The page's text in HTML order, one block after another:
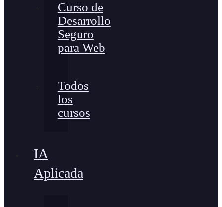
Curso de
Desarrollo
Seguro
para Web
Todos
los
cursos
IA
Aplicada